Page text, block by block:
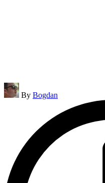
Posted
by
By Bogdan